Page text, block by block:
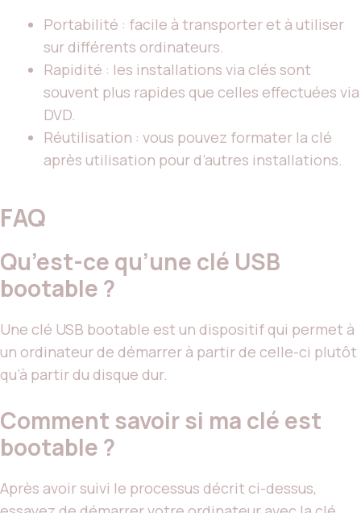
Portabilité : facile à transporter et à utiliser
sur différents ordinateurs.
Rapidité : les installations via clés sont
souvent plus rapides que celles effectuées via
DVD.
Réutilisation : vous pouvez formater la clé
après utilisation pour d’autres installations.
FAQ
Qu’est-ce qu’une clé USB
bootable ?
Une clé USB bootable est un dispositif qui permet à
un ordinateur de démarrer à partir de celle-ci plutôt
qu’à partir du disque dur.
Comment savoir si ma clé est
bootable ?
Après avoir suivi le processus décrit ci-dessus,